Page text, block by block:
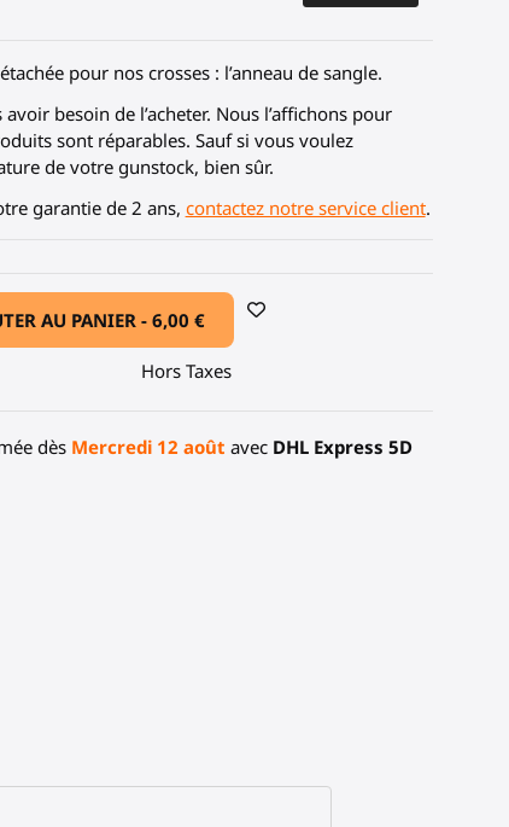
pour nos crosses : l’anneau de sangle.
besoin de l’acheter. Nous l’affichons pour
sont réparables. Sauf si vous voulez
de votre gunstock, bien sûr.
garantie de 2 ans, contactez notre service client.
AU PANIER -6,00 €
Hors Taxes
dès Mercredi 12 août avec DHL Express 5D